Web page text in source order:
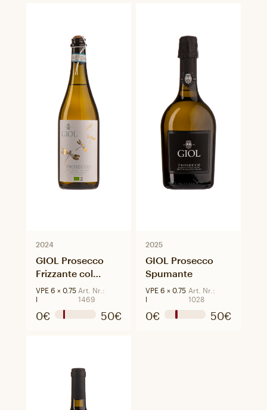
2024
GIOL Prosecco
Frizzante col
fondo SSA
VPE 6 × 0.75
l
Art. Nr.:
1469
0€ 50€
2025
GIOL Prosecco
Spumante
VPE 6 × 0.75
l
Art. Nr.:
1028
0€ 50€